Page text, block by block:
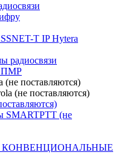
T IP Hytera
радиосвязи
ПМР
поставляются)
(не поставляются)
SMARTPTT (не
2 КОНВЕНЦИОНАЛЬНЫЕ